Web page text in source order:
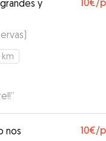
y
10€/
)
km
”
nos
10€/